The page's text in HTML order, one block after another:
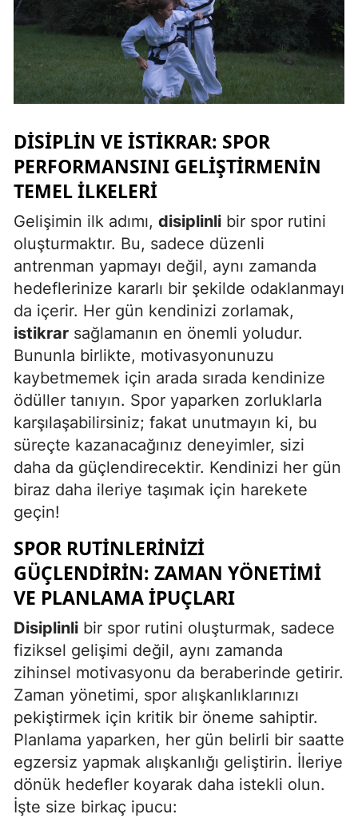
DISIPLIN VE İSTIKRAR: SPOR
PERFORMANSINI GELIŞTIRMENIN
TEMEL İLKELERI
Gelişimin ilk adımı, disiplinli bir spor rutini
oluşturmaktır. Bu, sadece düzenli
antrenman yapmayı değil, aynı zamanda
hedeflerinize kararlı bir şekilde odaklanmayı
da içerir. Her gün kendinizi zorlamak,
istikrar sağlamanın en önemli yoludur.
Bununla birlikte, motivasyonunuzu
kaybetmemek için arada sırada kendinize
ödüller tanıyın. Spor yaparken zorluklarla
karşılaşabilirsiniz; fakat unutmayın ki, bu
süreçte kazanacağınız deneyimler, sizi
daha da güçlendirecektir. Kendinizi her gün
biraz daha ileriye taşımak için harekete
geçin!
SPOR RUTINLERINIZI
GÜÇLENDIRIN: ZAMAN YÖNETIMI
VE PLANLAMA İPUÇLARI
Disiplinli bir spor rutini oluşturmak, sadece
fiziksel gelişimi değil, aynı zamanda
zihinsel motivasyonu da beraberinde getirir.
Zaman yönetimi, spor alışkanlıklarınızı
pekiştirmek için kritik bir öneme sahiptir.
Planlama yaparken, her gün belirli bir saatte
egzersiz yapmak alışkanlığı geliştirin. İleriye
dönük hedefler koyarak daha istekli olun.
İşte size birkaç ipucu: